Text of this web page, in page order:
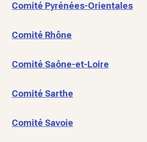
Comité Pyrénées-Orientales
Comité Rhône
Comité Saône-et-Loire
Comité Sarthe
Comité Savoie